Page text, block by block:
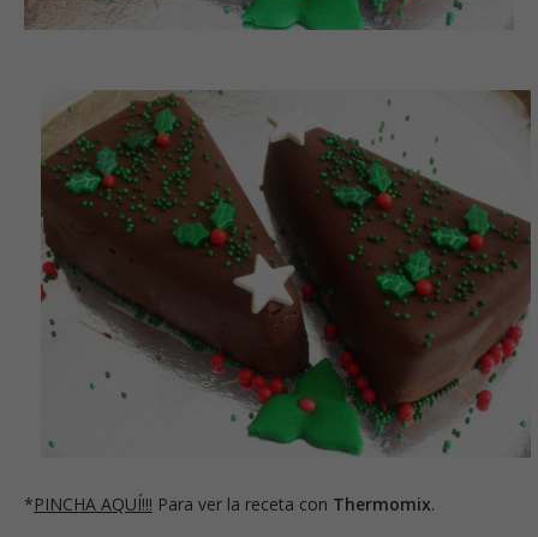
*PINCHA AQUÍ!!! Para ver la receta con Thermomix.